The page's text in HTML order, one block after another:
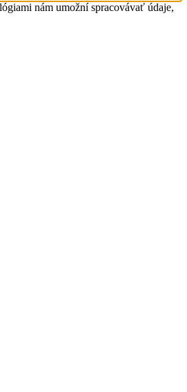
nám umožní spracovávať údaje,